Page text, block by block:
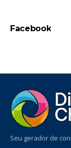
Facebook
Seu gerador de